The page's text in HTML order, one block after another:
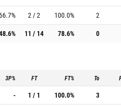
66.7% 2 / 2 100.0% 2
11 / 14 78.6% 0
3P% FT FT% To
- 1 / 1 100.0% 3